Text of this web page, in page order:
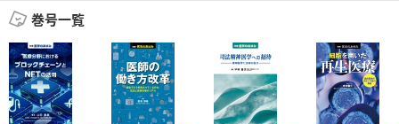
巻号一覧